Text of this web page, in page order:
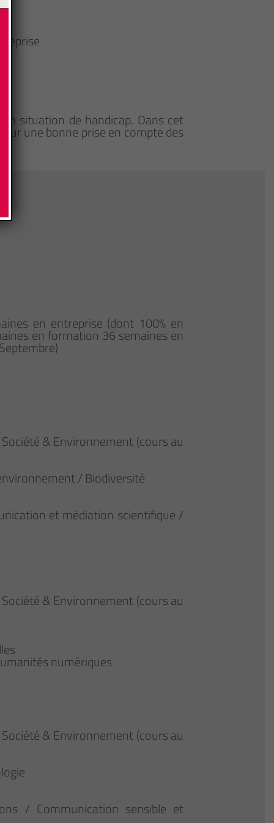
situation de handicap. Dans cet
une bonne prise en compte des
en entreprise (dont 100% en
en formation 36 semaines en
& Environnement (cours au
/ Biodiversité
et médiation scientifique /
& Environnement (cours au
numériques
& Environnement (cours au
/ Communication sensible et